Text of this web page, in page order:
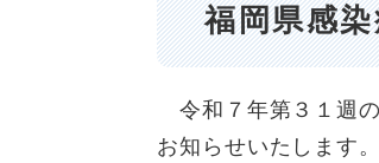
福岡県感
令和７年第３１週
お知らせいたします